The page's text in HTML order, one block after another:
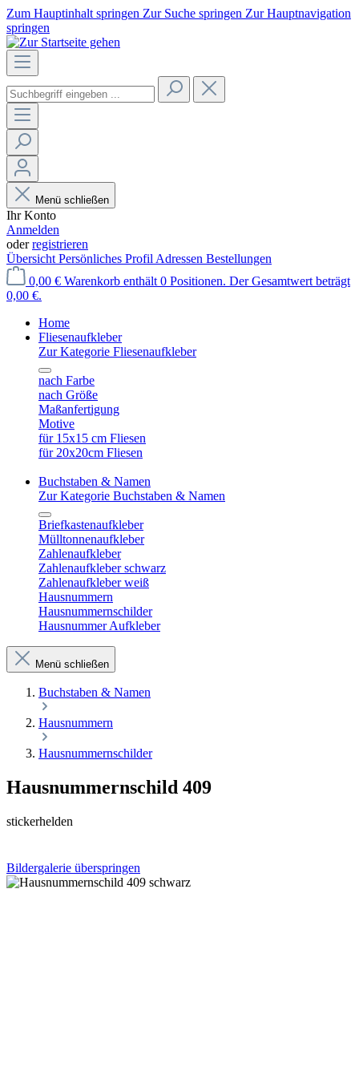
Zum Hauptinhalt springen Zur Suche springen Zur Hauptnavigation
springen
Menü schließen
Ihr Konto
Anmelden
oderregistrieren
Übersicht Persönliches Profil Adressen Bestellungen
0,00 € Warenkorb enthält 0 Positionen. Der Gesamtwert beträgt
0,00 €.
Home
Fliesenaufkleber
Zur Kategorie Fliesenaufkleber
nach Farbe
nach Größe
Maßanfertigung
Motive
für 15x15 cm Fliesen
für 20x20cm Fliesen
Buchstaben & Namen
Zur Kategorie Buchstaben & Namen
Briefkastenaufkleber
Mülltonnenaufkleber
Zahlenaufkleber
Zahlenaufkleber schwarz
Zahlenaufkleber weiß
Hausnummern
Hausnummernschilder
Hausnummer Aufkleber
Menü schließen
Buchstaben & Namen
Hausnummern
Hausnummernschilder
Hausnummernschild 409
stickerhelden
Bildergalerie überspringen